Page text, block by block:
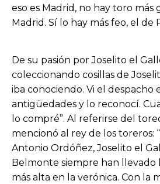
eso es Madrid, no hay toro más
Madrid. Sí lo hay más feo, el de
De su pasión por Joselito el
coleccionando cosillas de
iba conociendo. Vi el despacho
antigüedades y lo reconocí.
lo compré”. Al referirse del
mencionó al rey de los toreros:
Antonio Ordóñez, Joselito el
Belmonte siempre han llevado
más alta en la verónica. Con la